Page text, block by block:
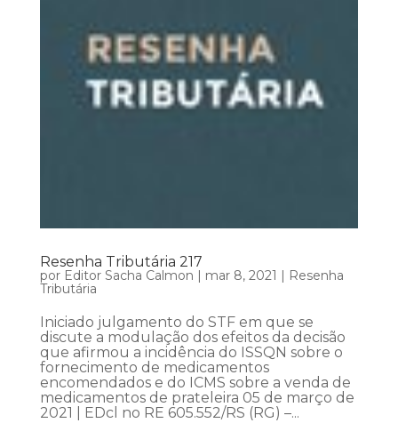
Resenha Tributária 217
por Editor Sacha Calmon | mar 8, 2021 | Resenha
Tributária
Iniciado julgamento do STF em que se
discute a modulação dos efeitos da decisão
que afirmou a incidência do ISSQN sobre o
fornecimento de medicamentos
encomendados e do ICMS sobre a venda de
medicamentos de prateleira 05 de março de
2021 | EDcl no RE 605.552/RS (RG) –...